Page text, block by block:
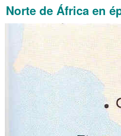
Norte de África en